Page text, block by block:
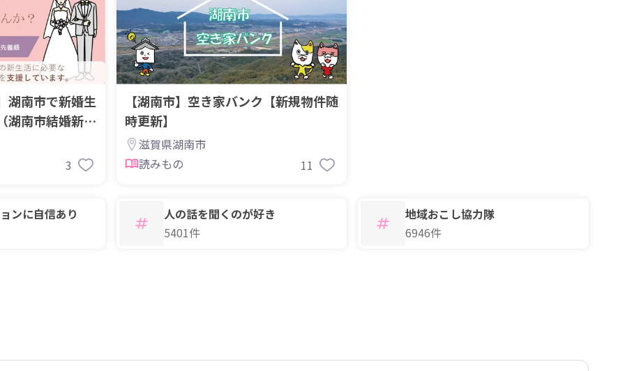
湖南市で新婚生
湖南市結婚新生
3
【湖南市】空き家バンク【新規物件随
時更新】
滋賀県湖南市
読みもの
11
ンに自信あり
人の話を聞くのが好き
5401件
地域おこし協力隊
6946件